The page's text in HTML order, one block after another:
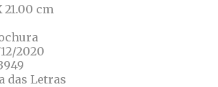
21.00 cm
2020
das Letras